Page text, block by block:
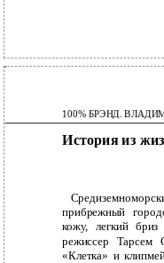
100% БРЭНД.
История из
прибрежный
кожу, легкий
режиссер Тарсем
«Клетка» и